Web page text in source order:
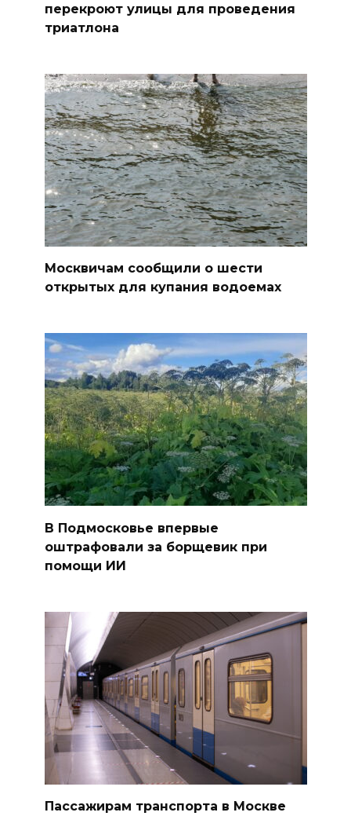
перекроют улицы для проведения
триатлона
Москвичам сообщили о шести
открытых для купания водоемах
В Подмосковье впервые
оштрафовали за борщевик при
помощи ИИ
Пассажирам транспорта в Москве